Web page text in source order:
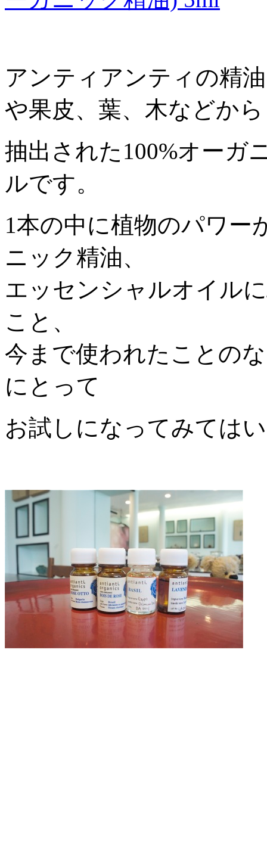
アンティアンティの精
や果皮、葉、木などから
抽出された100%オーガ
ルです。
1本の中に植物のパワー
ニック精油、
エッセンシャルオイル
こと、
今まで使われたことの
にとって
お試しになってみては